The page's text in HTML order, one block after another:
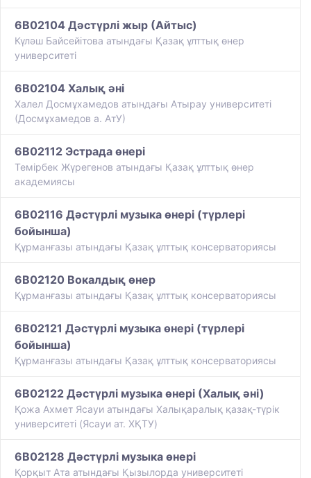
6B02104 Дәстүрлі жыр (Айтыс)
Күләш Байсейітова атындағы Қазақ ұлттық өнер
университеті
6B02104 Халық әні
Халел Досмұхамедов атындағы Атырау университеті
(Досмұхамедов а. АтУ)
6B02112 Эстрада өнері
Темірбек Жүрегенов атындағы Қазақ ұлттық өнер
академиясы
6B02116 Дәстүрлі музыка өнері (түрлері
бойынша)
Құрманғазы атындағы Қазақ ұлттық консерваториясы
6B02120 Вокалдық өнер
Құрманғазы атындағы Қазақ ұлттық консерваториясы
6B02121 Дәстүрлі музыка өнері (түрлері
бойынша)
Құрманғазы атындағы Қазақ ұлттық консерваториясы
6B02122 Дәстүрлі музыка өнері (Халық әні)
Қожа Ахмет Ясауи атындағы Халықаралық қазақ-түрiк
университетi (Ясауи ат. ХҚТУ)
6B02128 Дәстүрлі музыка өнері
Қорқыт Ата атындағы Қызылорда университеті